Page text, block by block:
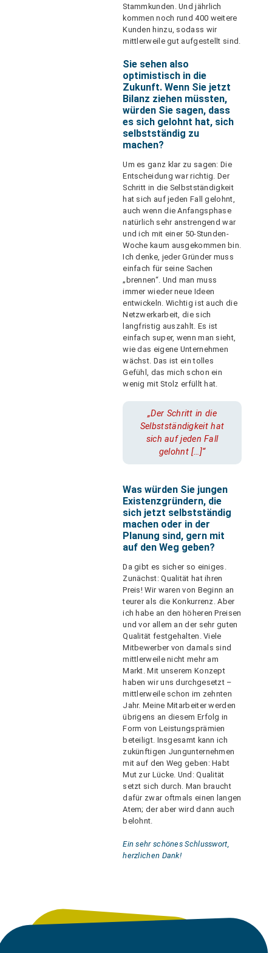
Stammkunden. Und jährlich
kommen noch rund 400 weitere
Kunden hinzu, sodass wir
mittlerweile gut aufgestellt sind.
Sie sehen also
optimistisch in die
Zukunft. Wenn Sie jetzt
Bilanz ziehen müssten,
würden Sie sagen, dass
es sich gelohnt hat, sich
selbstständig zu
machen?
Um es ganz klar zu sagen: Die
Entscheidung war richtig. Der
Schritt in die Selbstständigkeit
hat sich auf jeden Fall gelohnt,
auch wenn die Anfangsphase
natürlich sehr anstrengend war
und ich mit einer 50-Stunden-
Woche kaum ausgekommen bin.
Ich denke, jeder Gründer muss
einfach für seine Sachen
„brennen“. Und man muss
immer wieder neue Ideen
entwickeln. Wichtig ist auch die
Netzwerkarbeit, die sich
langfristig auszahlt. Es ist
einfach super, wenn man sieht,
wie das eigene Unternehmen
wächst. Das ist ein tolles
Gefühl, das mich schon ein
wenig mit Stolz erfüllt hat.
„Der Schritt in die
Selbstständigkeit hat
sich auf jeden Fall
gelohnt […]“
Was würden Sie jungen
Existenzgründern, die
sich jetzt selbstständig
machen oder in der
Planung sind, gern mit
auf den Weg geben?
Da gibt es sicher so einiges.
Zunächst: Qualität hat ihren
Preis! Wir waren von Beginn an
teurer als die Konkurrenz. Aber
ich habe an den höheren Preisen
und vor allem an der sehr guten
Qualität festgehalten. Viele
Mitbewerber von damals sind
mittlerweile nicht mehr am
Markt. Mit unserem Konzept
haben wir uns durchgesetzt –
mittlerweile schon im zehnten
Jahr. Meine Mitarbeiter werden
übrigens an diesem Erfolg in
Form von Leistungsprämien
beteiligt. Insgesamt kann ich
zukünftigen Jungunternehmen
mit auf den Weg geben: Habt
Mut zur Lücke. Und: Qualität
setzt sich durch. Man braucht
dafür zwar oftmals einen langen
Atem; der aber wird dann auch
belohnt.
Ein sehr schönes Schlusswort,
herzlichen Dank!